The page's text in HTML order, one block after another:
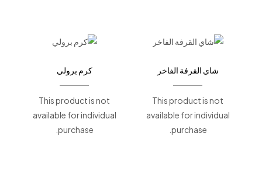
شاي القرفة الفاخر
This product is not
available for individual
purchase.
كرم برولي
This product is not
available for individual
purchase.